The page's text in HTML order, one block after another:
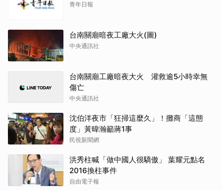
青年日報
台南關廟暗夜工廠大火(圖)
中央通訊社
台南關廟工廠暗夜大火 灌救逾5小時幸無
傷亡
中央通訊社
沈伯洋夜市「狂掃這麼久」！攤商「這態
度」黃暐瀚籲蔣1事
民視新聞網
洪秀柱喊「做中國人很驕傲」 葉耀元點名
2016換柱事件
自由電子報